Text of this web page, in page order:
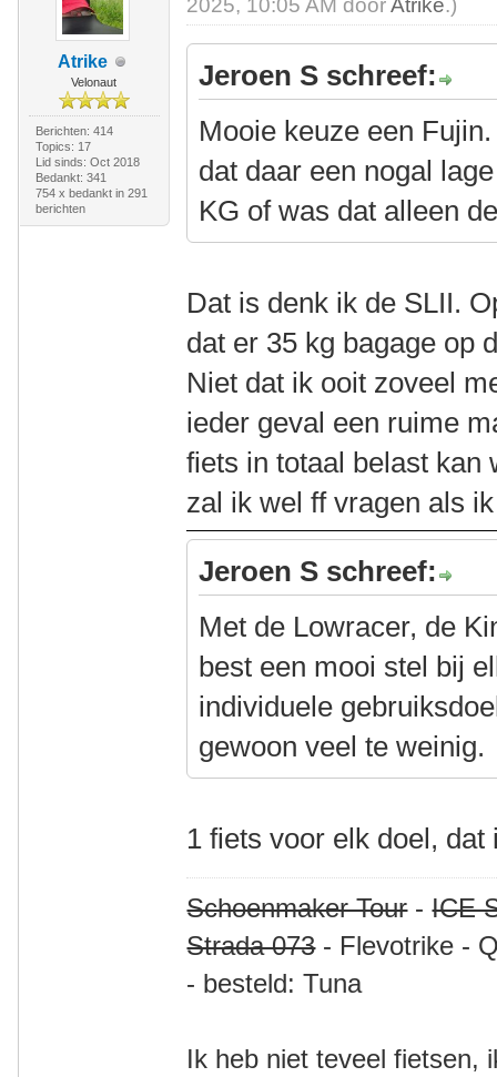
Atrike
Velonaut
Berichten: 414
Topics: 17
Lid sinds: Oct 2018
Bedankt: 341
754 x bedankt in 291
berichten
2025, 10:05 AM doorAtrike.)
Jeroen S schreef:
Mooie keuze een
dat daar een nogal
KG of was dat alleen
Dat is denk ik de SLII.
dat er 35 kg bagage op
Niet dat ik ooit zoveel
ieder geval een ruime
fiets in totaal belast kan
zal ik wel ff vragen als
Jeroen S schreef:
Met de Lowracer, de
best een mooi stel bij
individuele
gewoon veel te weinig.
1 fiets voor elk doel, dat
Schoenmaker Tour-ICE
Strada 073- Flevotrike -
- besteld: Tuna
Ik heb niet teveel fietsen,